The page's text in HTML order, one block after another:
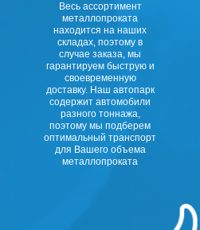
Весь ассортимент
металлопроката
находится на наших
складах, поэтому в
случае заказа, мы
гарантируем быструю и
своевременную
доставку. Наш автопарк
содержит автомобили
разного тоннажа,
поэтому мы подберем
оптимальный транспорт
для Вашего объема
металлопроката